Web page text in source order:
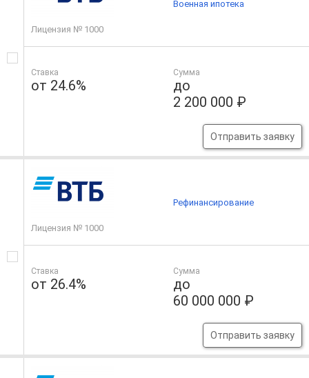
Лицензия № 1000
Ставка
от 24.6%
Сумма
до
2 200 000 ₽
Отправить заявку
Военная ипотека
Лицензия № 1000
Ставка
от 26.4%
Сумма
до
60 000 000 ₽
Отправить заявку
Рефинансирование